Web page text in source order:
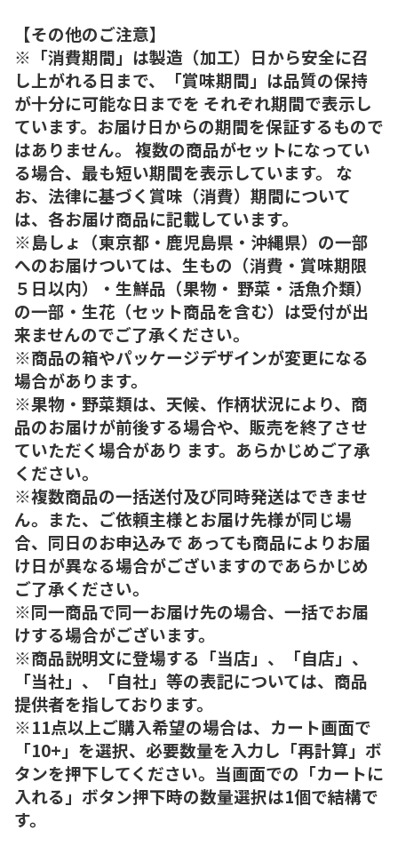
【その他のご注意】
※「消費期間」は製造（加工）日から安全に召
し上がれる日まで、「賞味期間」は品質の保持
が十分に可能な日までを それぞれ期間で表示し
ています。お届け日からの期間を保証するもので
はありません。 複数の商品がセットになってい
る場合、最も短い期間を表示しています。 な
お、法律に基づく賞味（消費）期間について
は、各お届け商品に記載しています。
※島しょ（東京都・鹿児島県・沖縄県）の一部
へのお届けついては、生もの（消費・賞味期限
５日以内）・生鮮品（果物・ 野菜・活魚介類）
の一部・生花（セット商品を含む）は受付が出
来ませんのでご了承ください。
※商品の箱やパッケージデザインが変更になる
場合があります。
※果物・野菜類は、天候、作柄状況により、商
品のお届けが前後する場合や、販売を終了させ
ていただく場合があり ます。あらかじめご了承
ください。
※複数商品の一括送付及び同時発送はできませ
ん。また、ご依頼主様とお届け先様が同じ場
合、同日のお申込みで あっても商品によりお届
け日が異なる場合がございますのであらかじめ
ご了承ください。
※同一商品で同一お届け先の場合、一括でお届
けする場合がございます。
※商品説明文に登場する「当店」、「自店」、
「当社」、「自社」等の表記については、商品
提供者を指しております。
※11点以上ご購入希望の場合は、カート画面で
「10+」を選択、必要数量を入力し「再計算」ボ
タンを押下してください。当画面での「カートに
入れる」ボタン押下時の数量選択は1個で結構で
す。